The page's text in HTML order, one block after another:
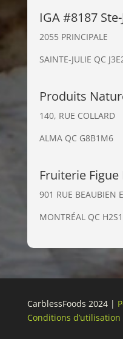
IGA #8187
2055 PRINCIPALE
SAINTE-JULIE QC
Produits
140, RUE COLLARD
ALMA QC G8B1M6
Fruiterie Figue
901 RUE BEAUBIEN
MONTRÉAL QC
CarblessFoods 2024 |
Conditions d’utilisation